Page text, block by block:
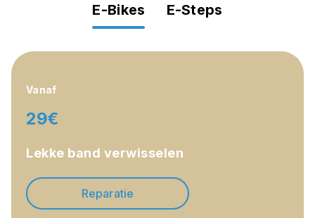
E-Bikes E-Steps
Vanaf
29€
Lekke band verwisselen
Reparatie